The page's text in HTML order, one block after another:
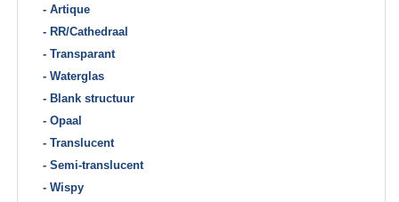
- Artique
- RR/Cathedraal
- Transparant
- Waterglas
- Blank structuur
- Opaal
- Translucent
- Semi-translucent
- Wispy